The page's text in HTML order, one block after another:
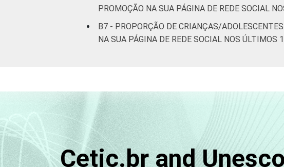
PROMOÇÃO NA SUA PÁGINA DE REDE SOCIAL
B7 - PROPORÇÃO DE CRIANÇAS/
NA SUA PÁGINA DE REDE SOCIAL NOS ÚLTIMOS
Cetic.br and Unesco